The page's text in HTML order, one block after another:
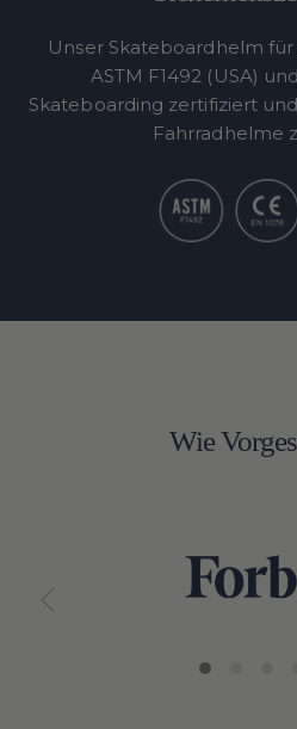
Unser Skateboardhelm
ASTM F1492 (USA)
Skateboarding zertifiziert
Fahrradhelme
Wie